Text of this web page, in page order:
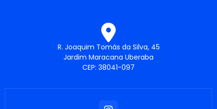
R. Joaquim Tomás da Silva, 45
Jardim Maracana Uberaba
CEP: 38041-097